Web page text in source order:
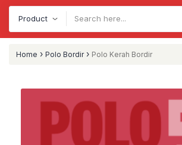
Home › Polo Bordir › Polo Kerah Bordir